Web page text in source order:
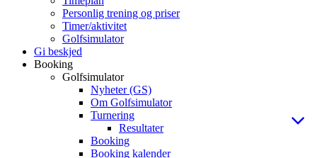
Personlig trening og priser
Timer/aktivitet
Golfsimulator
Gi beskjed
Booking
Golfsimulator
Nyheter (GS)
Om Golfsimulator
Turnering
Resultater
Booking
Booking kalender